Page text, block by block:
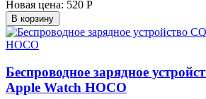
Новая цена: 520 Р
В корзину
Беспроводное зарядное
Apple Watch HOCO